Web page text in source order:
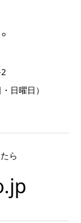
日曜日）
ら